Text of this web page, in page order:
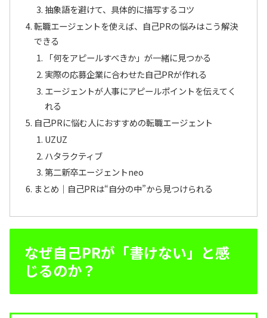
抽象語を避けて、具体的に描写するコツ
転職エージェントを使えば、自己PRの悩みはこう解決
できる
「何をアピールすべきか」が一緒に見つかる
実際の応募企業に合わせた自己PRが作れる
エージェントが人事にアピールポイントを伝えてく
れる
自己PRに悩む人におすすめの転職エージェント
UZUZ
ハタラクティブ
第二新卒エージェントneo
まとめ｜自己PRは“自分の中”から見つけられる
なぜ自己PRが「書けない」と感
じるのか？